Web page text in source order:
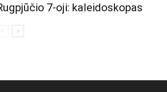
7-oji: kaleidoskopas